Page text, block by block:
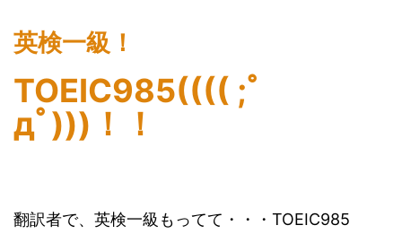
英検一級！
TOEIC985(((( ;ﾟ
дﾟ)))！！
翻訳者で、英検一級もってて・・・TOEIC985